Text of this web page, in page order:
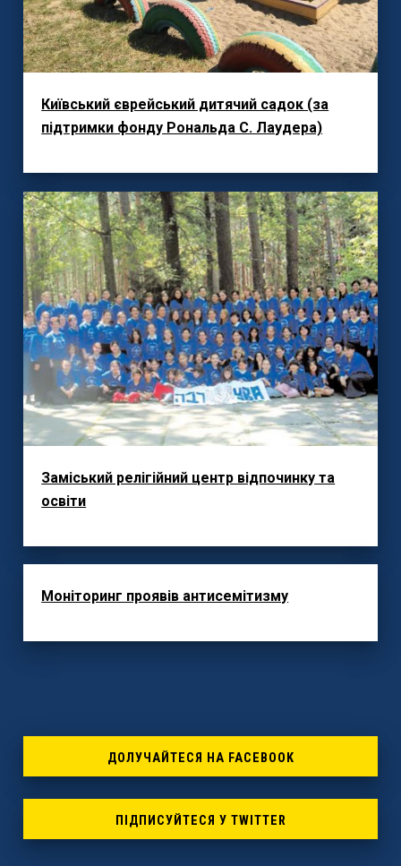
Київський єврейський дитячий садок (за
підтримки фонду Рональда С. Лаудера)
Заміський релігійний центр відпочинку та
освіти
Моніторинг проявів антисемітизму
ДОЛУЧАЙТЕСЯ НА FACEBOOK
ПІДПИСУЙТЕСЯ У TWITTER